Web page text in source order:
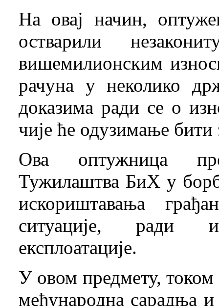
На овај начин,
остварили
вишемилионским
рачуна у неколико
доказима ради се о
чије ће одузимање
Ова оптужница
Тужилаштва БиХ у
искориштавања
ситуације, ради
експлоатације.
У овом предмету, током
међународна сарадња